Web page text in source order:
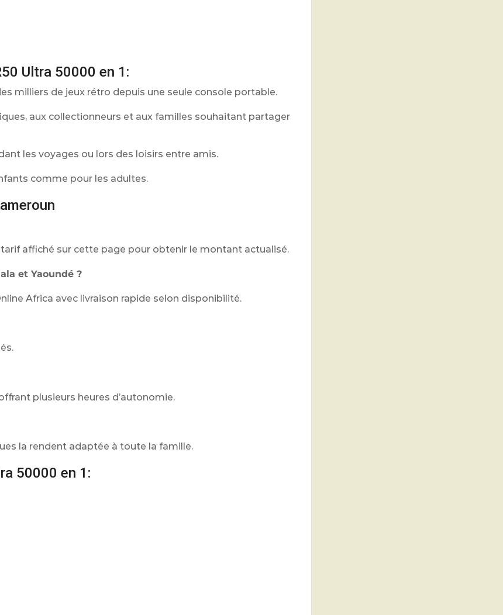
Ultra 50000 en 1:
milliers de jeux rétro depuis une seule console portable.
aux collectionneurs et aux familles souhaitant partager
les voyages ou lors des loisirs entre amis.
comme pour les adultes.
affiché sur cette page pour obtenir le montant actualisé.
et Yaoundé ?
Africa avec livraison rapide selon disponibilité.
plusieurs heures d’autonomie.
la rendent adaptée à toute la famille.
50000 en 1: